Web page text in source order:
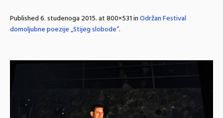
Published6. studenoga 2015.at 800×531 inOdržan Festival
domoljubne poezije „Stijeg slobode“.